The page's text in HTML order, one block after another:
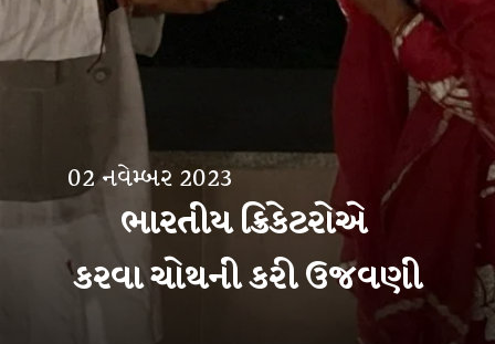
02 નવેમ્બર 2023
ભારતીય ક્રિકેટરોએ
કરવા ચોથની કરી ઉજવણી